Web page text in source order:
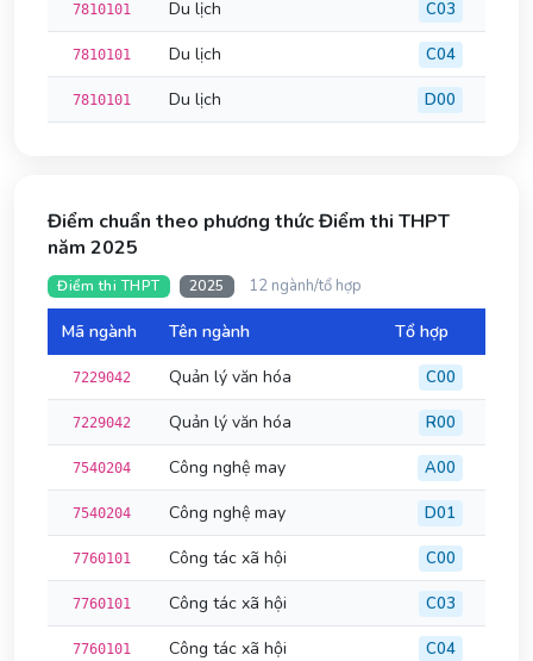
7810101 Du lịch C03
7810101 Du lịch C04
7810101 Du lịch D00
Điểm chuẩn theo phương thức Điểm thi THPT
năm 2025
Điểm thi THPT 2025 12 ngành/tổ hợp
Mã ngành Tên ngành Tổ hợp
7229042 Quản lý văn hóa C00
7229042 Quản lý văn hóa R00
7540204 Công nghệ may A00
7540204 Công nghệ may D01
7760101 Công tác xã hội C00
7760101 Công tác xã hội C03
7760101 Công tác xã hội C04